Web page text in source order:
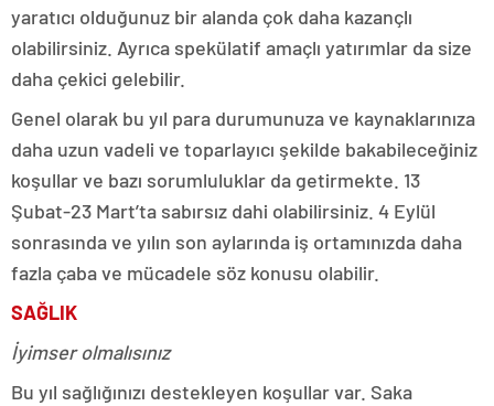
yaratıcı olduğunuz bir alanda çok daha kazançlı
olabilirsiniz. Ayrıca spekülatif amaçlı yatırımlar da size
daha çekici gelebilir.
Genel olarak bu yıl para durumunuza ve kaynaklarınıza
daha uzun vadeli ve toparlayıcı şekilde bakabileceğiniz
koşullar ve bazı sorumluluklar da getirmekte. 13
Şubat-23 Mart’ta sabırsız dahi olabilirsiniz. 4 Eylül
sonrasında ve yılın son aylarında iş ortamınızda daha
fazla çaba ve mücadele söz konusu olabilir.
SAĞLIK
İyimser olmalısınız
Bu yıl sağlığınızı destekleyen koşullar var. Saka